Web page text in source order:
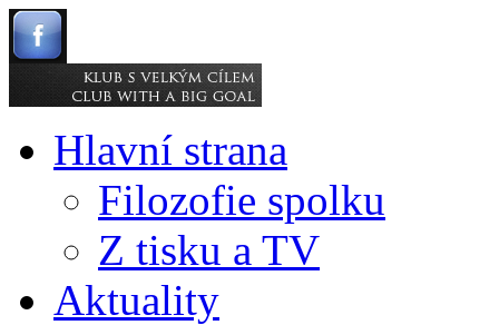
Hlavní strana
Filozofie spolku
Z tisku a TV
Aktuality